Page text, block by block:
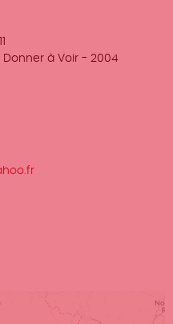
Donner à Voir - 2004